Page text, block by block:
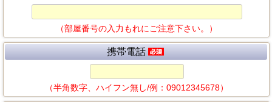
（部屋番号の入力もれにご注意下さい。）
携帯電話
（半角数字、ハイフン無し/例：09012345678）